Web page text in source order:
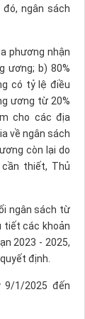
ngân sách
phương nhận
ương; b) 80%
có tỷ lệ điều
ương từ 20%
cho các địa
về ngân sách
còn lại do
thiết, Thủ
ngân sách từ
tiết các khoản
2023 - 2025,
định.
1/2025 đến